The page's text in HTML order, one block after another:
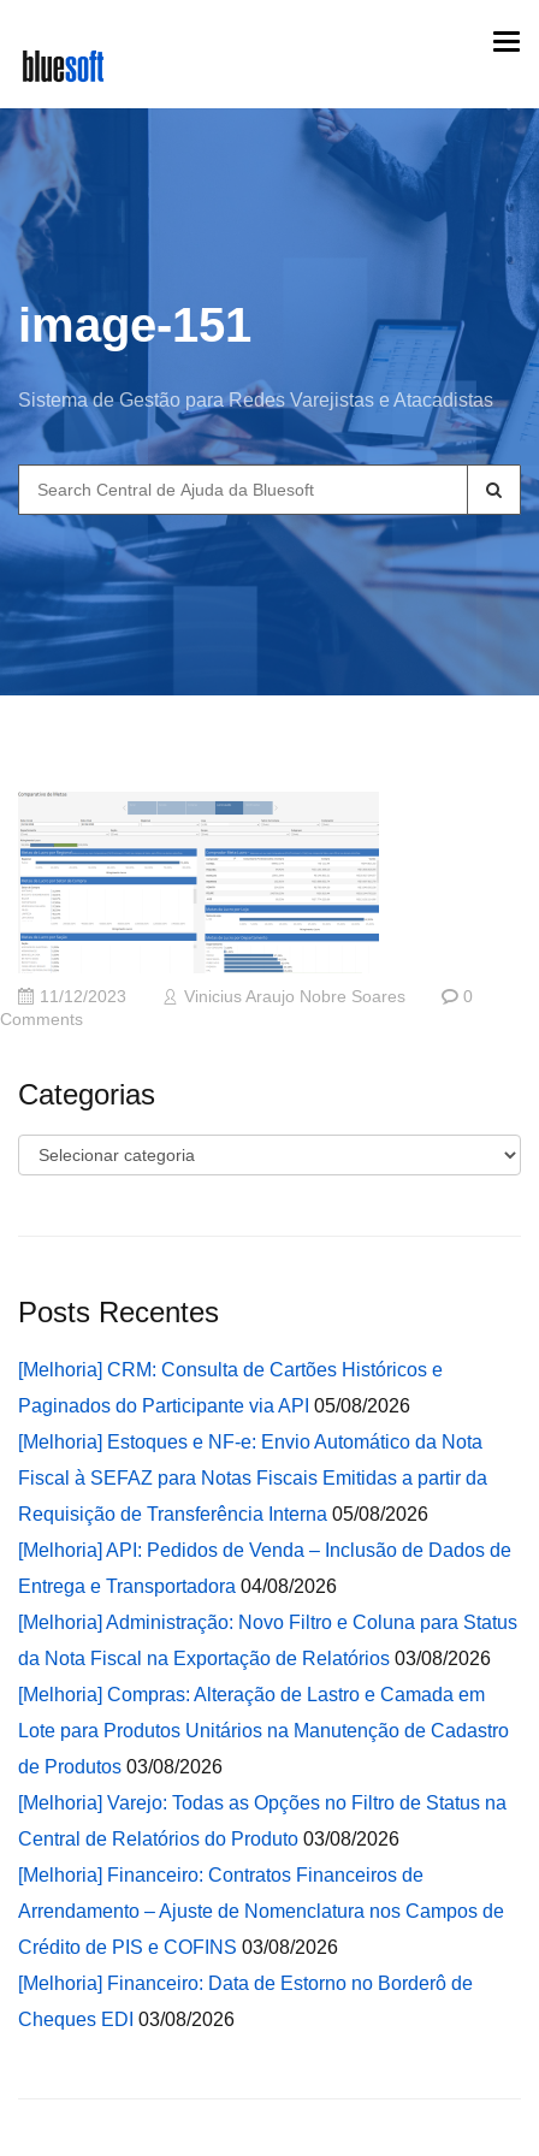
main
content
image-151
Sistema de Gestão para Redes Varejistas e Atacadistas
Search
for:
11/12/2023 Vinicius Araujo Nobre Soares
0
Comments
Categorias
Categorias
Posts Recentes
[Melhoria] CRM: Consulta de Cartões Históricos e
Paginados do Participante via API 05/08/2026
[Melhoria] Estoques e NF-e: Envio Automático da Nota
Fiscal à SEFAZ para Notas Fiscais Emitidas a partir da
Requisição de Transferência Interna 05/08/2026
[Melhoria] API: Pedidos de Venda – Inclusão de Dados de
Entrega e Transportadora 04/08/2026
[Melhoria] Administração: Novo Filtro e Coluna para Status
da Nota Fiscal na Exportação de Relatórios 03/08/2026
[Melhoria] Compras: Alteração de Lastro e Camada em
Lote para Produtos Unitários na Manutenção de Cadastro
de Produtos 03/08/2026
[Melhoria] Varejo: Todas as Opções no Filtro de Status na
Central de Relatórios do Produto 03/08/2026
[Melhoria] Financeiro: Contratos Financeiros de
Arrendamento – Ajuste de Nomenclatura nos Campos de
Crédito de PIS e COFINS 03/08/2026
[Melhoria] Financeiro: Data de Estorno no Borderô de
Cheques EDI 03/08/2026